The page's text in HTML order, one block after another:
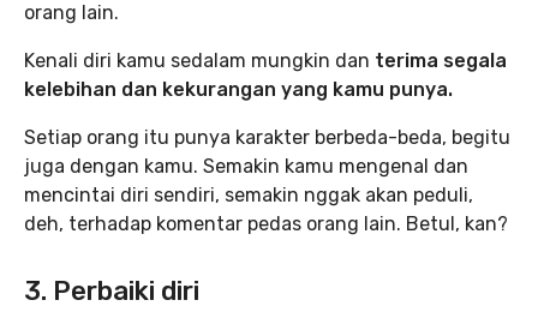
orang lain.
Kenali diri kamu sedalam mungkin dan terima segala
kelebihan dan kekurangan yang kamu punya.
Setiap orang itu punya karakter berbeda-beda, begitu
juga dengan kamu. Semakin kamu mengenal dan
mencintai diri sendiri, semakin nggak akan peduli,
deh, terhadap komentar pedas orang lain. Betul, kan?
3. Perbaiki diri